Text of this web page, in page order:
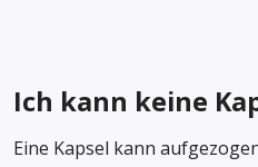
Ich kann keine
Eine Kapsel kann